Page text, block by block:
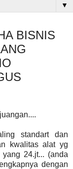
▼
BISNIS
standart dan
kwalitas alat yg
24.jt... (anda
dengan